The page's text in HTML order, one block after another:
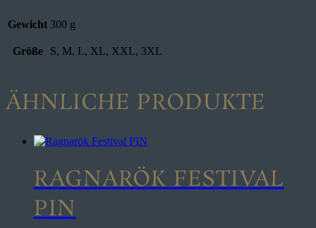
Gewicht 300 g
Größe S, M, L, XL, XXL, 3XL
ÄHNLICHE PRODUKTE
RAGNARÖK FESTIVAL
PIN